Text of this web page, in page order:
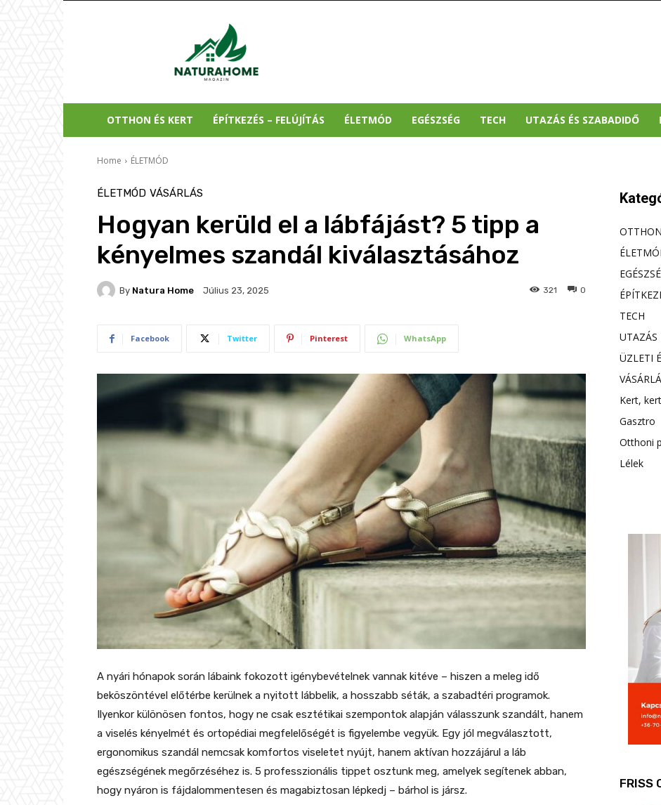
OTTHON ÉS KERT ÉPÍTKEZÉS – FELÚJÍTÁS ÉLETMÓD EGÉSZSÉG TECH UTAZÁS ÉS SZABADIDŐ
Home ÉLETMÓD
ÉLETMÓD VÁSÁRLÁS
Hogyan kerüld el a lábfájást? 5 tipp a
kényelmes szandál kiválasztásához
By Natura Home Július 23, 2025 0
321
Facebook Twitter Pinterest WhatsApp
A nyári hónapok során lábaink fokozott igénybevételnek vannak kitéve – hiszen a meleg idő
beköszöntével előtérbe kerülnek a nyitott lábbelik, a hosszabb séták, a szabadtéri programok.
Ilyenkor különösen fontos, hogy ne csak esztétikai szempontok alapján válasszunk szandált, hanem
a viselés kényelmét és ortopédiai megfelelőségét is figyelembe vegyük. Egy jól megválasztott,
ergonomikus szandál nemcsak komfortos viseletet nyújt, hanem aktívan hozzájárul a láb
egészségének megőrzéséhez is. 5 professzionális tippet osztunk meg, amelyek segítenek abban,
hogy nyáron is fájdalommentesen és magabiztosan lépkedj – bárhol is jársz.
TECH
UTAZÁS
ÜZLETI
Kert,
Gasztro
Otthoni
Lélek
FRISS